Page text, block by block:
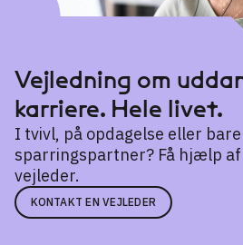
Vejledning om
karriere. Hele livet.
I tvivl, på opdagelse eller
sparringspartner? Få hjælp
vejleder.
KONTAKT EN VEJLEDER